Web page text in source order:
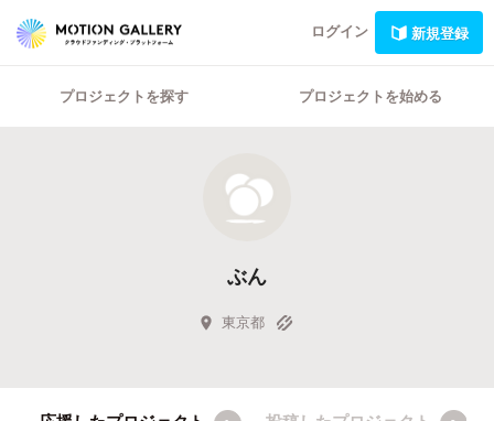
ログイン 新規登録
プロジェクトを探す プロジェクトを始める
ぶん
東京都